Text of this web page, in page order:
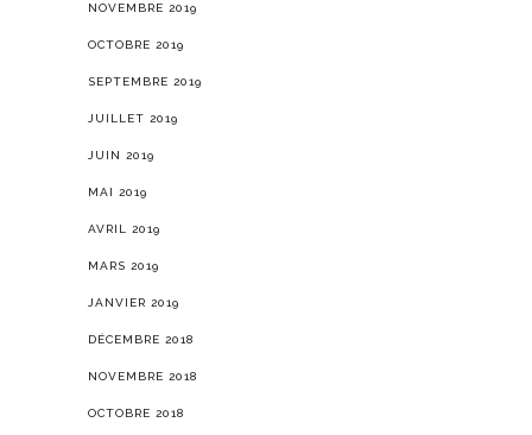
NOVEMBRE 2019
OCTOBRE 2019
SEPTEMBRE 2019
JUILLET 2019
JUIN 2019
MAI 2019
AVRIL 2019
MARS 2019
JANVIER 2019
DÉCEMBRE 2018
NOVEMBRE 2018
OCTOBRE 2018